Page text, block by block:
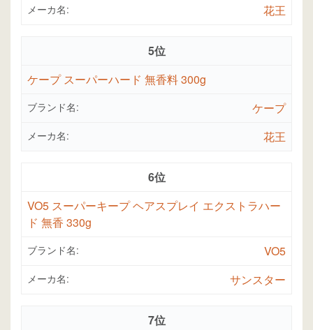
メーカ名: 花王
5位
ケープ スーパーハード 無香料 300g
ブランド名: ケープ
メーカ名: 花王
6位
VO5 スーパーキープ ヘアスプレイ エクストラハー
ド 無香 330g
ブランド名: VO5
メーカ名: サンスター
7位